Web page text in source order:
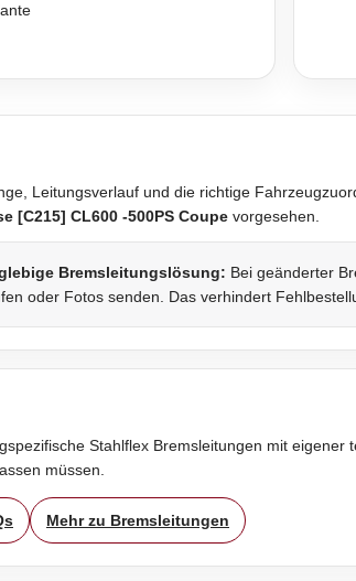
Leitungsverlauf und die richtige
[C215] CL600 -500PS Coupe vorgesehen.
Bremsleitungslösung: Bei geänderter
oder Fotos senden. Das verhindert
Stahlflex Bremsleitungen mit
müssen.
Mehr zu Bremsleitungen